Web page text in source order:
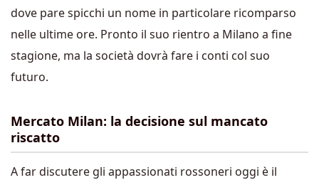
dove pare spicchi un nome in particolare ricomparso
nelle ultime ore. Pronto il suo rientro a Milano a fine
stagione, ma la società dovrà fare i conti col suo
futuro.
Mercato Milan: la decisione sul mancato
riscatto
A far discutere gli appassionati rossoneri oggi è il